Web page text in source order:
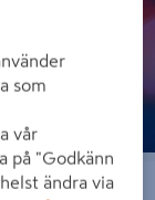
Filter
som
vår
på "Godkänn
ändra via